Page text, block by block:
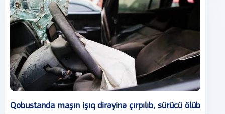
Qobustanda maşın işıq dirəyinə çırpılıb, sürücü ölüb